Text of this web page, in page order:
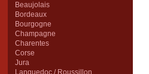
Beaujolais
Bordeaux
Bourgogne
Champagne
Charentes
Corse
Jura
Languedoc / Roussillon